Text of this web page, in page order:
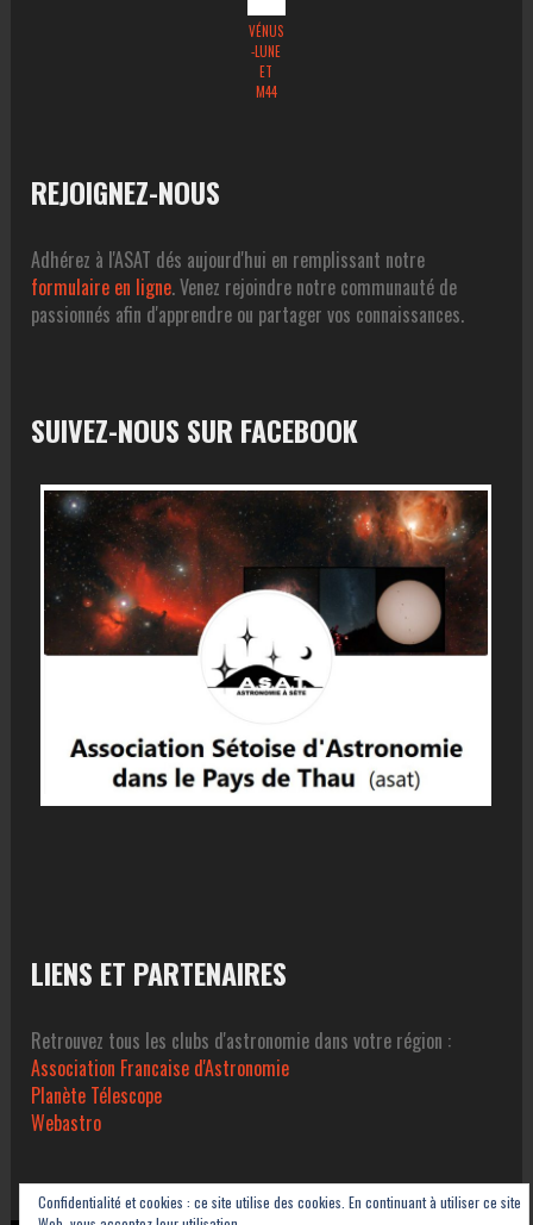
VÉNUS
-LUNE
ET
M44
REJOIGNEZ-NOUS
Adhérez à l'ASAT dés aujourd'hui en remplissant notre
formulaire en ligne. Venez rejoindre notre communauté de
passionnés afin d'apprendre ou partager vos connaissances.
SUIVEZ-NOUS SUR FACEBOOK
LIENS ET PARTENAIRES
Retrouvez tous les clubs d'astronomie dans votre région :
Association Francaise d'Astronomie
Planète Télescope
Webastro
Confidentialité et cookies : ce site utilise des cookies. En continuant à utiliser ce site